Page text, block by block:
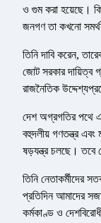
ও গুম করা হয়েছে।
জনগণ তা কখনো
তিনি দাবি করেন,
জোট সরকার দায়িত্ব
রাজনৈতিক
দেশ অগ্রগতির পথে
বহুদলীয় গণতন্ত্র এবং
ষড়যন্ত্র চলছে। তবে
তিনি নেতাকর্মীদের
প্রতিদিন আমাদের
কর্মকাণ্ড ও